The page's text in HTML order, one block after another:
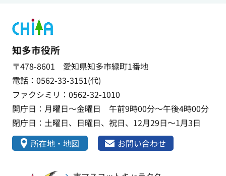
知多市役所
〒478-8601 愛知県知多市緑町1番地
電話：0562-33-3151(代)
ファクシミリ：0562-32-1010
開庁日：月曜日～金曜日 午前9時00分～午後4時00分
閉庁日：土曜日、日曜日、祝日、12月29日～1月3日
所在地・地図
お問い合わせ